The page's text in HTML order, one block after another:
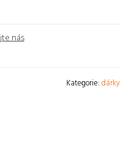
nás
Kategorie:dárky